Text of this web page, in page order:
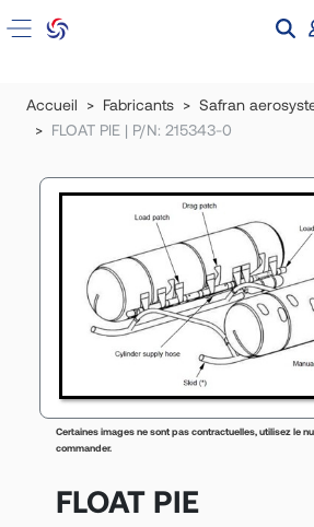
Accueil Fabricants
Safran
FLOAT PIE | P/N: 215343-0
Certaines images ne sont pas contractuelles, utilisez le
commander.
FLOAT PIE